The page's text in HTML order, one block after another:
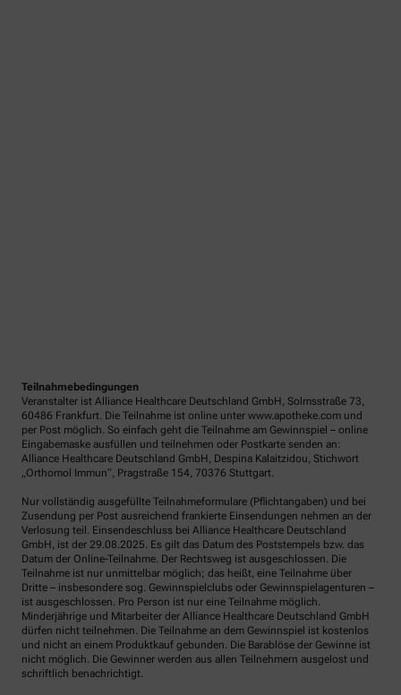
Teilnahmebedingungen
Veranstalter ist Alliance Healthcare Deutschland GmbH, Solmsstraße 73,
60486 Frankfurt. Die Teilnahme ist online unter www.apotheke.com und
per Post möglich. So einfach geht die Teilnahme am Gewinnspiel – online
Eingabemaske ausfüllen und teilnehmen oder Postkarte senden an:
Alliance Healthcare Deutschland GmbH, Despina Kalaitzidou, Stichwort
„Orthomol Immun“, Pragstraße 154, 70376 Stuttgart.
Nur vollständig ausgefüllte Teilnahmeformulare (Pflichtangaben) und bei
Zusendung per Post ausreichend frankierte Einsendungen nehmen an der
Verlosung teil. Einsendeschluss bei Alliance Healthcare Deutschland
GmbH, ist der 29.08.2025. Es gilt das Datum des Poststempels bzw. das
Datum der Online-Teilnahme. Der Rechtsweg ist ausgeschlossen. Die
Teilnahme ist nur unmittelbar möglich; das heißt, eine Teilnahme über
Dritte – insbesondere sog. Gewinnspielclubs oder Gewinnspielagenturen –
ist ausgeschlossen. Pro Person ist nur eine Teilnahme möglich.
Minderjährige und Mitarbeiter der Alliance Healthcare Deutschland GmbH
dürfen nicht teilnehmen. Die Teilnahme an dem Gewinnspiel ist kostenlos
und nicht an einem Produktkauf gebunden. Die Barablöse der Gewinne ist
nicht möglich. Die Gewinner werden aus allen Teilnehmern ausgelost und
schriftlich benachrichtigt.